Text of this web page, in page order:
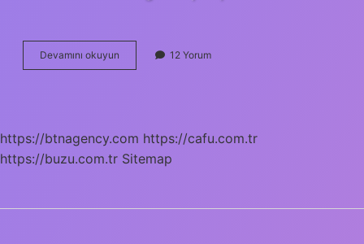
Devamını okuyun
Kuramı
12 Yorum
https://btnagency.com https://cafu.com.tr
https://buzu.com.tr Sitemap